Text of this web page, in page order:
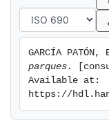
GARCÍA
parques.
Available at:
https://